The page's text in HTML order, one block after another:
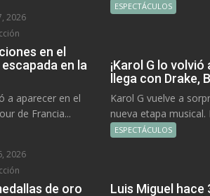
2026
en el
en la
a aparecer en el
de Francia...
2026
de oro
ESPECTÁCULOS
¡Karol G lo
llega con Drake,
Karol G vuelve a
nueva etapa
ESPECTÁCULOS
Luis Miguel hace